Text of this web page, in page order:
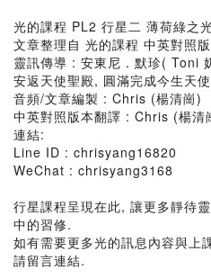
光的課程 PL2 行星二 薄荷綠之
文章整理自 光的課程 中英對照
靈訊傳導 : 安東尼．默珍( Toni
安返天使聖殿, 圓滿完成今生天
音頻/文章編製 : Chris (楊清崗)
中英對照版本翻譯 : Chris (楊清
連結:
Line ID : chrisyang16820
WeChat : chrisyang3168
行星課程呈現在此, 讓更多靜待
中的習修.
如有需要更多光的訊息內容與上
請留言連結.